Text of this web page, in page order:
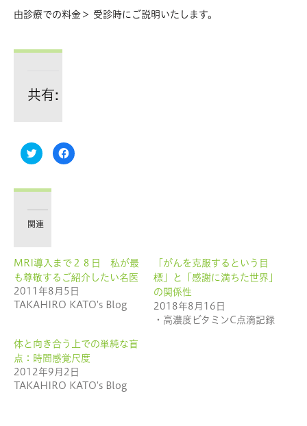
由診療での料金＞ 受診時にご説明いたします。
共有:
ク
リ
て
で
有
ウ
ィ
ン
ド
ウ
で
開
Facebook
で
て
く
だ
さ
い
(新
し
ン
ド
ウ
で
開
き
ま
関連
MRI導入まで２８日 私が最
も尊敬するご紹介したい名医
2011年8月5日
TAKAHIRO KATO's Blog
「がんを克服するという目
標」と「感謝に満ちた世界」
の関係性
2018年8月16日
・高濃度ビタミンC点滴記録
体と向き合う上での単純な盲
点：時間感覚尺度
2012年9月2日
TAKAHIRO KATO's Blog